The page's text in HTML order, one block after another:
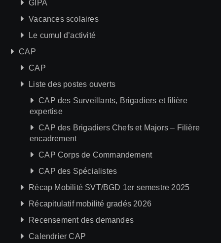
GIPA
Vacances scolaires
Le cumul d’activité
CAP
CAP
Liste des postes ouverts
CAP des Surveillants, Brigadiers et filière
expertise
CAP des Brigadiers Chefs et Majors – Filière
encadrement
CAP Corps de Commandement
CAP des Spécialistes
Récap Mobilité SVT/BGD 1er semestre 2025
Récapitulatif mobilité gradés 2026
Recensement des demandes
Calendrier CAP